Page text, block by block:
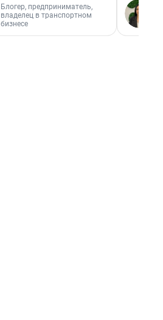
Блогер, предприниматель,
владелец в транспортном
бизнесе